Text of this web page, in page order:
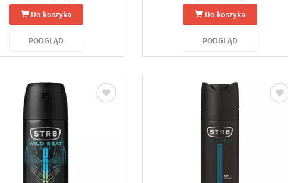
Do koszyka
PODGLĄD
Do koszyka
PODGLĄD